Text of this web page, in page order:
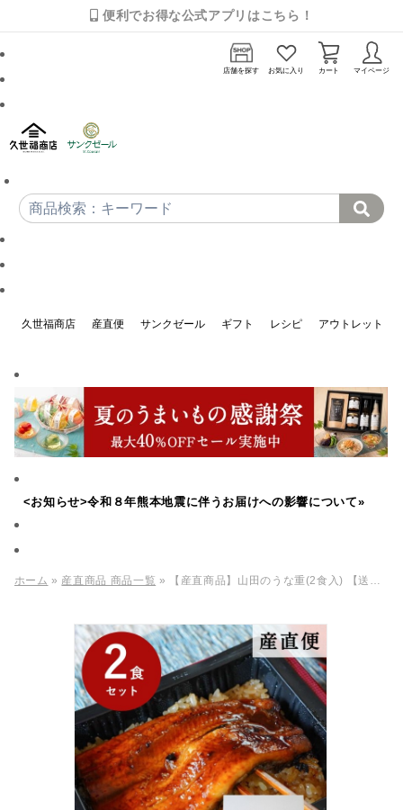
便利でお得な公式アプリはこちら！
店舗を探す お気に入り カート マイページ
久世福商店 産直便 サンクゼール ギフト レシピ アウトレット
<お知らせ>令和８年熊本地震に伴うお届けへの影響について»
ホーム » 産直商品 商品一覧 » 【産直商品】山田のうな重(2食入) 【送料込み/北海道・沖縄送料別途/一部離島不可】【オンライン限定】